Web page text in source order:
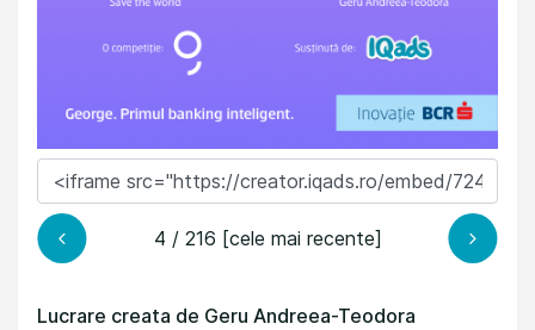
4 / 216 [cele mai recente]
Lucrare creata de Geru Andreea-Teodora